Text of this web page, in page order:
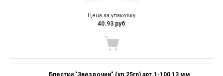
Цена за упаковку
40.93 руб